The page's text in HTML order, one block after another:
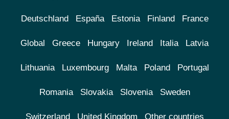
Deutschland España Estonia Finland France
Global Greece Hungary Ireland Italia Latvia
Lithuania Luxembourg Malta Poland Portugal
Romania Slovakia Slovenia Sweden
Switzerland United Kingdom Other countries